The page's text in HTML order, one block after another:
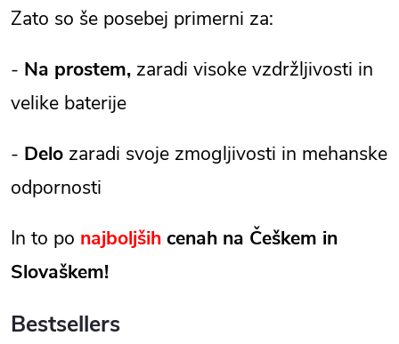
Zato so še posebej primerni za:
- Na prostem, zaradi visoke vzdržljivosti in
velike baterije
- Delo zaradi svoje zmogljivosti in mehanske
odpornosti
In to po najboljših cenah na Češkem in
Slovaškem!
Bestsellers